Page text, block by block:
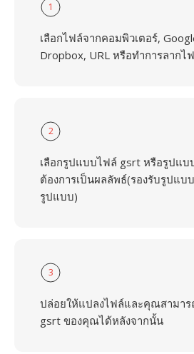
1
เลือกไฟล์จากคอมพิวเตอร์,
Dropbox, URL หรือทำการลากไ
2
เลือกรูปแบบไฟล์ gsrt หรือรูปแ
ต้องการเป็นผลลัพธ์(รองรับรูปแบ
รูปแบบ)
3
ปล่อยให้แปลงไฟล์และคุณสามา
gsrt ของคุณได้หลังจากนั้น